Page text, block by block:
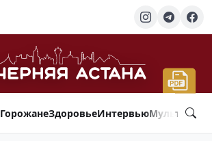
ГорожанеЗдоровьеИнтервью